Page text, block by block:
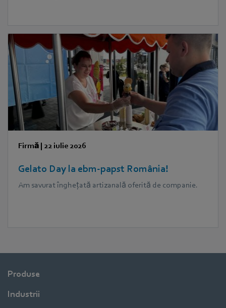
Firmă | 22 iulie 2026
Gelato Day la ebm‑papst România!
Am savurat înghețată artizanală oferită de companie.
Produse
Industrii